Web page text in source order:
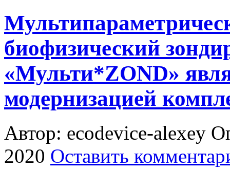
биофизический
«Мульти*ZOND»
модернизацией
Автор: ecodevice-alexey
2020 Оставить